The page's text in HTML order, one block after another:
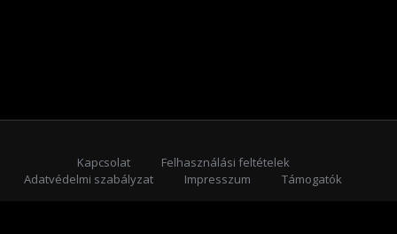
Kapcsolat
Felhasználási feltételek
Adatvédelmi szabályzat
Impresszum
Támogatók